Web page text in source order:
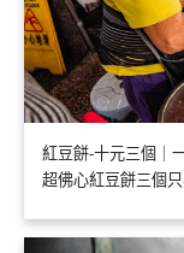
紅豆餅-十元三個｜
超佛心紅豆餅三個